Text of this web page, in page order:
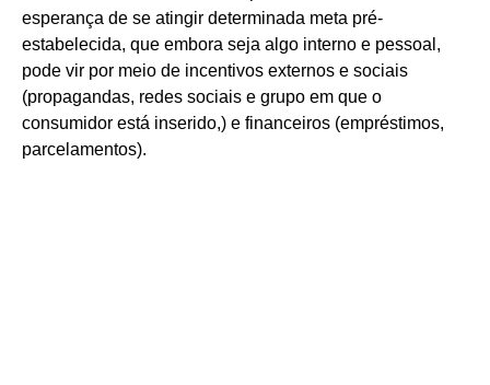
esperança de se atingir determinada meta pré-
estabelecida, que embora seja algo interno e pessoal,
pode vir por meio de incentivos externos e sociais
(propagandas, redes sociais e grupo em que o
consumidor está inserido,) e financeiros (empréstimos,
parcelamentos).